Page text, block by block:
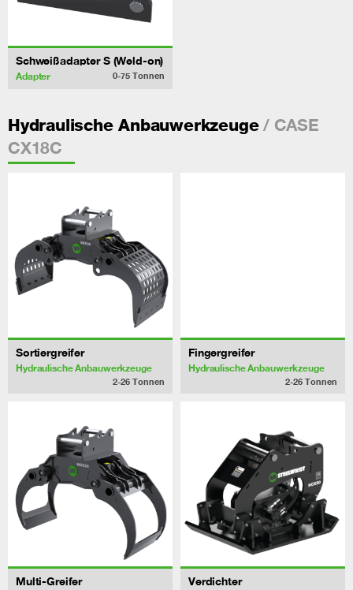
Schweißadapter S (Weld-on)
Adapter 0-75 Tonnen
Hydraulische Anbauwerkzeuge/ CASE
CX18C
Sortiergreifer
Hydraulische Anbauwerkzeuge
2-26 Tonnen
Fingergreifer
Hydraulische Anbauwerkzeuge
2-26 Tonnen
Multi-Greifer Verdichter